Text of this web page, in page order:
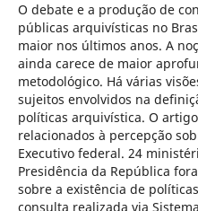
O debate e a produção de
públicas arquivísticas no
maior nos últimos anos. A
ainda carece de maior
metodológico. Há várias
sujeitos envolvidos na
políticas arquivística. O
relacionados à percepção
Executivo federal. 24
Presidência da República
sobre a existência de
consulta realizada via